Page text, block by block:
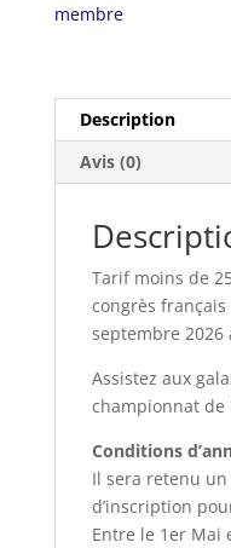
sept.
2026,
Troyes
membre
Description
Avis (0)
Tarif moins de
congrès français
septembre 2026
Assistez aux
championnat de
Conditions
Il sera retenu
d’inscription
Entre le 1er Mai